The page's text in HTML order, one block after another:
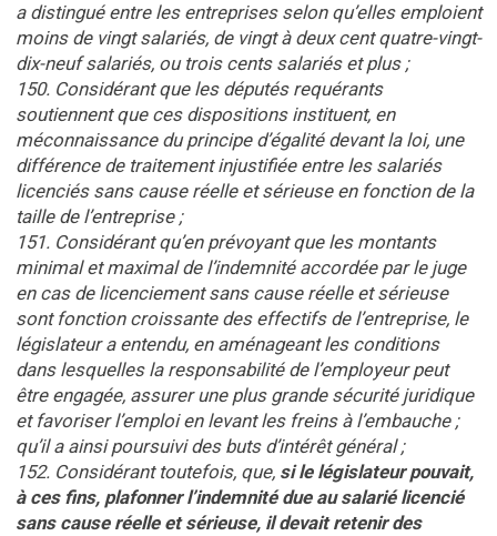
a distingué entre les entreprises selon qu’elles emploient
moins de vingt salariés, de vingt à deux cent quatre-vingt-
dix-neuf salariés, ou trois cents salariés et plus ;
150. Considérant que les députés requérants
soutiennent que ces dispositions instituent, en
méconnaissance du principe d’égalité devant la loi, une
différence de traitement injustifiée entre les salariés
licenciés sans cause réelle et sérieuse en fonction de la
taille de l’entreprise ;
151. Considérant qu’en prévoyant que les montants
minimal et maximal de l’indemnité accordée par le juge
en cas de licenciement sans cause réelle et sérieuse
sont fonction croissante des effectifs de l’entreprise, le
législateur a entendu, en aménageant les conditions
dans lesquelles la responsabilité de l’employeur peut
être engagée, assurer une plus grande sécurité juridique
et favoriser l’emploi en levant les freins à l’embauche ;
qu’il a ainsi poursuivi des buts d’intérêt général ;
152. Considérant toutefois, que, si le législateur pouvait,
à ces fins, plafonner l’indemnité due au salarié licencié
sans cause réelle et sérieuse, il devait retenir des